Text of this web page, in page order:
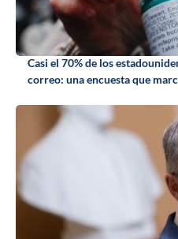
Casi el 70% de los
correo: una encuesta que